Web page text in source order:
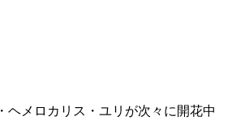
ヘメロカリス・ユリが次々に開花中